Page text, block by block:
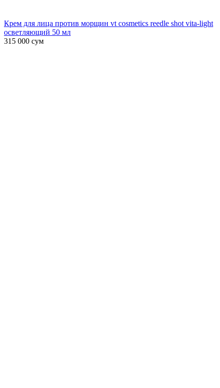
Крем для лица против морщин vt cosmetics reedle shot vita-light
осветляющий 50 мл
315 000 сум